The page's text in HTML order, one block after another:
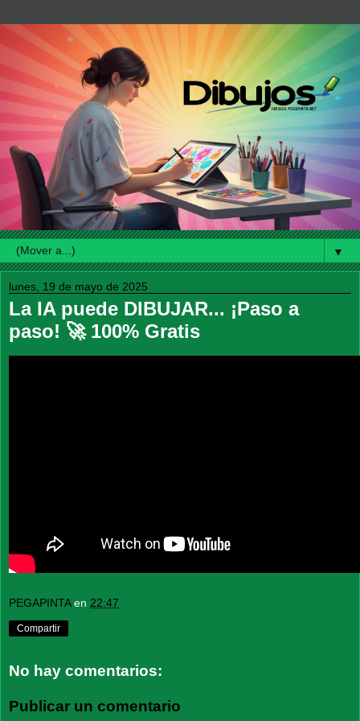
▼
lunes, 19 de mayo de 2025
La IA puede DIBUJAR... ¡Paso a
paso! 🚀 100% Gratis
PEGAPINTA en 22:47
Compartir
No hay comentarios:
Publicar un comentario